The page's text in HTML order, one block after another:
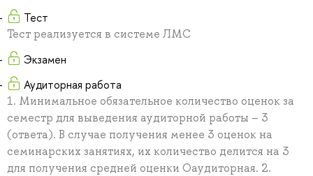
Тест
Тест реализуется в системе ЛМС
Экзамен
Аудиторная работа
1. Минимальное обязательное количество оценок за
семестр для выведения аудиторной работы – 3
(ответа). В случае получения менее 3 оценок на
семинарских занятиях, их количество делится на 3
для получения средней оценки Оаудиторная. 2.